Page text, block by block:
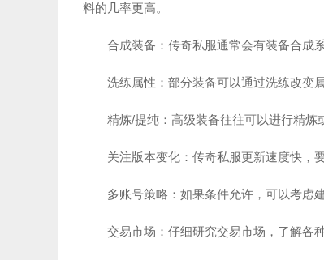
料的几率更高。
合成装备：传奇私服通常会有装备合成
洗练属性：部分装备可以通过洗练改变
精炼/提纯：高级装备往往可以进行精炼
关注版本变化：传奇私服更新速度快，
多账号策略：如果条件允许，可以考虑
交易市场：仔细研究交易市场，了解各